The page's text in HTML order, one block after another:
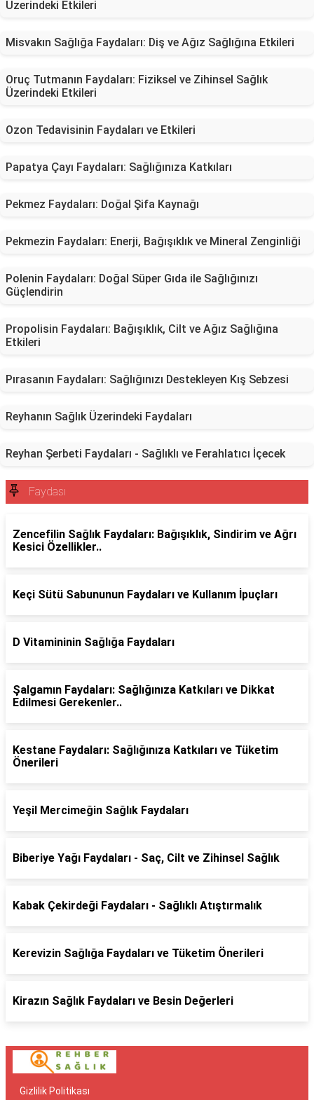
Üzerindeki Etkileri
Misvakın Sağlığa Faydaları: Diş ve Ağız Sağlığına Etkileri
Oruç Tutmanın Faydaları: Fiziksel ve Zihinsel Sağlık
Üzerindeki Etkileri
Ozon Tedavisinin Faydaları ve Etkileri
Papatya Çayı Faydaları: Sağlığınıza Katkıları
Pekmez Faydaları: Doğal Şifa Kaynağı
Pekmezin Faydaları: Enerji, Bağışıklık ve Mineral Zenginliği
Polenin Faydaları: Doğal Süper Gıda ile Sağlığınızı
Güçlendirin
Propolisin Faydaları: Bağışıklık, Cilt ve Ağız Sağlığına
Etkileri
Pırasanın Faydaları: Sağlığınızı Destekleyen Kış Sebzesi
Reyhanın Sağlık Üzerindeki Faydaları
Reyhan Şerbeti Faydaları - Sağlıklı ve Ferahlatıcı İçecek
Faydası
Zencefilin Sağlık Faydaları: Bağışıklık, Sindirim ve Ağrı
Kesici Özellikler..
Keçi Sütü Sabununun Faydaları ve Kullanım İpuçları
D Vitamininin Sağlığa Faydaları
Şalgamın Faydaları: Sağlığınıza Katkıları ve Dikkat
Edilmesi Gerekenler..
Kestane Faydaları: Sağlığınıza Katkıları ve Tüketim
Önerileri
Yeşil Mercimeğin Sağlık Faydaları
Biberiye Yağı Faydaları - Saç, Cilt ve Zihinsel Sağlık
Kabak Çekirdeği Faydaları - Sağlıklı Atıştırmalık
Kerevizin Sağlığa Faydaları ve Tüketim Önerileri
Kirazın Sağlık Faydaları ve Besin Değerleri
Gizlilik Politikası